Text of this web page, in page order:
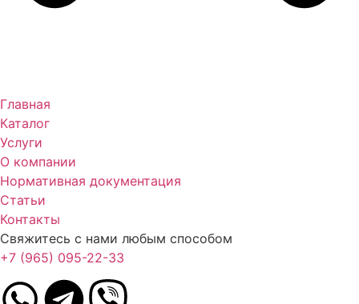
Главная
Каталог
Услуги
О компании
Нормативная документация
Статьи
Контакты
Свяжитесь с нами любым способом
+7 (965) 095-22-33